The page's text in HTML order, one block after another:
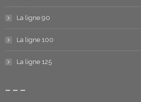
La ligne 90
La ligne 100
La ligne 125
– – –